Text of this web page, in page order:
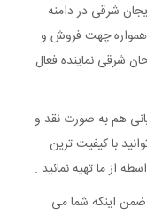
شرقی در دامنه
همواره چهت فروش و
شرقی نماینده فعال
هم به صورت نقد و
با کیفیت ترین
از ما تهیه نمائید .
اینکه شما می